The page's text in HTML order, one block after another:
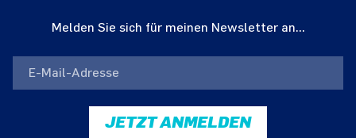
Melden Sie sich für meinen Newsletter an...
JETZT ANMELDEN